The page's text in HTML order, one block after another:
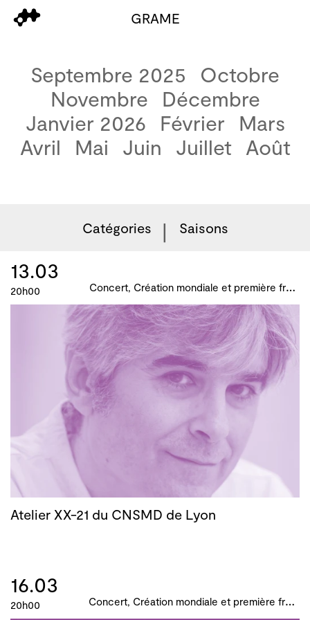
GRAME
Septembre 2025
Octobre
Novembre
Décembre
Janvier 2026
Février
Mars
Avril
Mai Juin Juillet Août
Catégories Saisons
13.03
20h00 C
oncert, Création mondiale et première française, B!ME 2024
Atelier XX-21 du CNSMD de Lyon
16.03
20h00 C
oncert, Création mondiale et première française, B!ME 2024